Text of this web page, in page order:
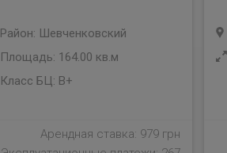
Район: Шевченковский
Площадь: 164.00 кв.м
Класс БЦ: B+
Арендная ставка: 979 грн